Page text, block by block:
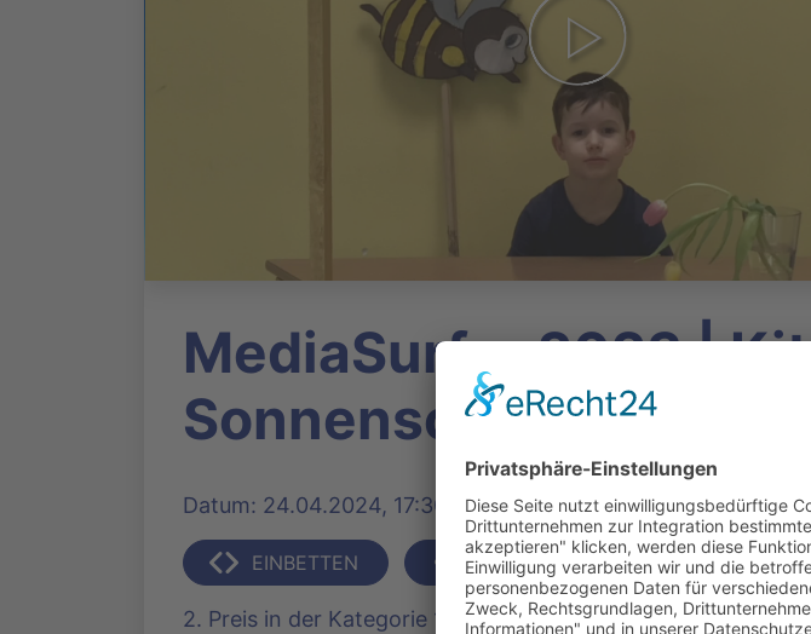
MediaSurfer 2023 |
Sonnenschein,
Datum: 24.04.2024, 17:30 Uhr | Produziert: Medienanstalt
EINBETTEN TEILEN
2. Preis in der Kategorie 1 (bis 6 Jahre)